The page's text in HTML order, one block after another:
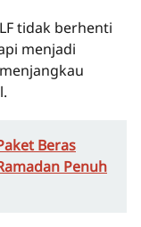
tidak berhenti
menjadi
Beras
Penuh